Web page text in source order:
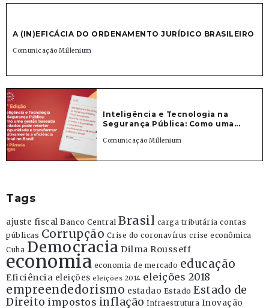
A (IN)EFICÁCIA DO ORDENAMENTO JURÍDICO BRASILEIRO
Comunicação Millenium
Inteligência e Tecnologia na
Segurança Pública: Como uma...
Comunicação Millenium
Tags
ajuste fiscal Banco Central Brasil carga tributária contas
públicas Corrupção Crise do coronavírus crise econômica
Cuba Democracia Dilma Rousseff
economia economia de mercado educação
Eficiência eleições eleições 2014 eleições 2018
empreendedorismo estadao Estado Estado de
Direito impostos inflação Infraestrutura Inovação